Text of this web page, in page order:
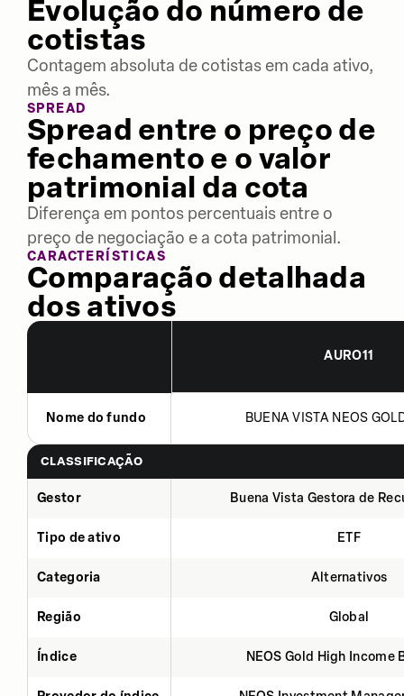
Evolução do número de
cotistas
Contagem absoluta de cotistas em cada ativo,
mês a mês.
SPREAD
Spread entre o preço de
fechamento e o valor
patrimonial da cota
Diferença em pontos percentuais entre o
preço de negociação e a cota patrimonial.
CARACTERÍSTICAS
Comparação detalhada
dos ativos
AURO11
Nome do fundo BUENA VISTA NEOS
CLASSIFICAÇÃO
Gestor Buena Vista Gestora de
Tipo de ativo ETF
Categoria Alternativos
Região Global
Índice NEOS Gold High Income